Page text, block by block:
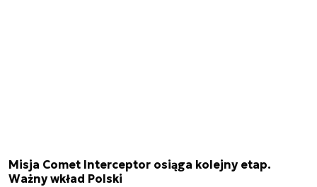
Misja Comet Interceptor osiąga kolejny etap.
Ważny wkład Polski